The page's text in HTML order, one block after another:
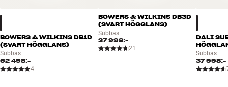
I appen kan du knappa in delningsfrekvens, ljudstyrka och alla
andra värden som ska till för att alla komponenter i din anläggning
ska spela optimalt tillsammans. Du kan definiera och spara en
uppsättning användarinställningar för RCA- respektive XLR-
ingångar och optimera ljudåtergivningen för till exempel filmljud
BOWERS & WILKINS DB1D
(SVART HÖGGLANS)
Subbas
62 498:-
4
BOWERS & WILKINS DB3D
(SVART HÖGGLANS)
Subbas
37 998:-
21
DALI
Subbas
37 998:-